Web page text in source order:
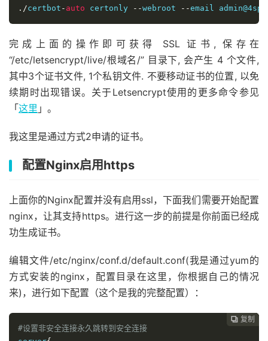
./certbot - auto certonly --webroot --email
完成上面的操作即可获得 SSL 证书, 保存在
“/etc/letsencrypt/live/根域名/” 目录下, 会产生 4 个文件,
其中3个证书文件, 1个私钥文件. 不要移动证书的位置, 以免
续期时出现错误。关于Letsencrypt使用的更多命令参见
「这里 」。
我这里是通过方式2申请的证书。
配置Nginx启用https
上面你的Nginx配置并没有启用ssl，下面我们需要开始配置
nginx，让其支持https。进行这一步的前提是你前面已经成
功生成证书。
编辑文件/etc/nginx/conf.d/default.conf(我是通过yum的
方式安装的nginx，配置目录在这里，你根据自己的情况
来)，进行如下配置（这个是我的完整配置）：
 复制
 复制
 复制
 复制
 复制
 复制
 复制
 复制
 复制
 复制
#设置非安全连接永久跳转到安全连接